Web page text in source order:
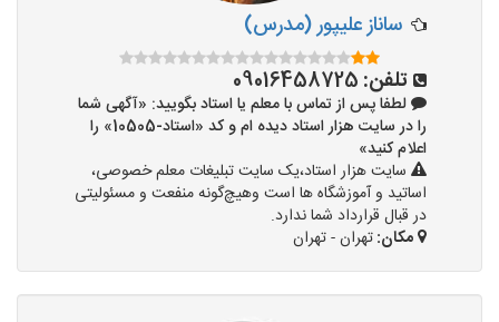
ساناز علیپور (مدرس)
تلفن: 09016458725
لطفا پس از تماس با معلم یا استاد بگویید: «آگهی شما
را در سایت هزار استاد دیده ام و کد «استاد-10505» را
اعلام کنید»
سایت هزار استاد،یک سایت تبلیغات معلم خصوصی،
اساتید و آموزشگاه ها است وهیچ‌گونه منفعت و مسئولیتی
در قبال قرارداد شما ندارد.
مکان:تهران - تهران